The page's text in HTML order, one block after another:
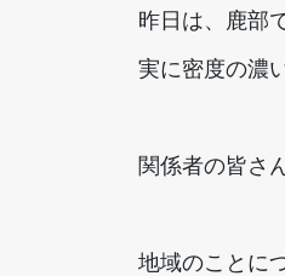
昨日は、鹿部
実に密度の濃
関係者の皆さ
地域のことに